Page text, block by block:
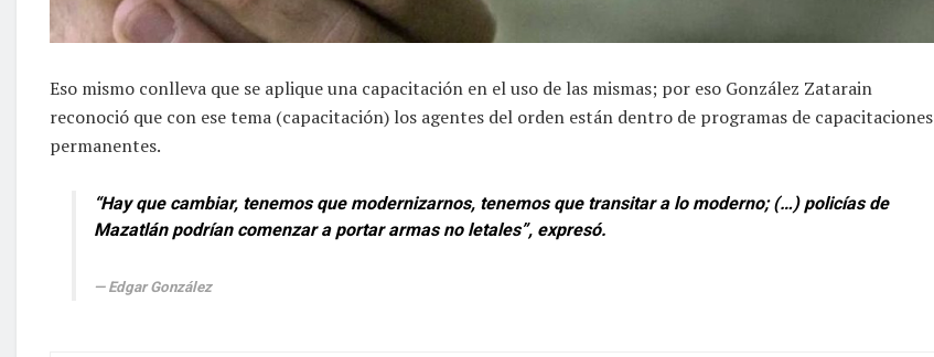
Eso mismo conlleva que se aplique una capacitación en el uso de las mismas; por eso González Zatarain
reconoció que con ese tema (capacitación) los agentes del orden están dentro de programas de capacitaciones
permanentes.
“Hay que cambiar, tenemos que modernizarnos, tenemos que transitar a lo moderno; (…) policías de
Mazatlán podrían comenzar a portar armas no letales”, expresó.
Edgar González